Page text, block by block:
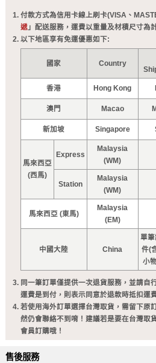
付款方式為信用卡線上刷卡(VISA、
遞」配送服務，運費以重量及材積尺寸為
以下地區享有免運優惠如下:
國家 Country
香港 Hong Kong
澳門 Macao
新加坡 Singapore
馬來西亞
(西馬)
Express
Malaysia
(WM)
Station
Malaysia
(WM)
馬來西亞 (東馬)
Malaysia
(EM)
中國大陸 China
單
件(
小
同一筆訂單僅提供一次退貨服務，並請自
運費是到付，則表示同意於退款時抵扣運
若使用海外訂單選擇台灣取貨，需留下原
然仍會聯絡不到唷！建議若是要在台灣取
會員訂購哦！
售後服務